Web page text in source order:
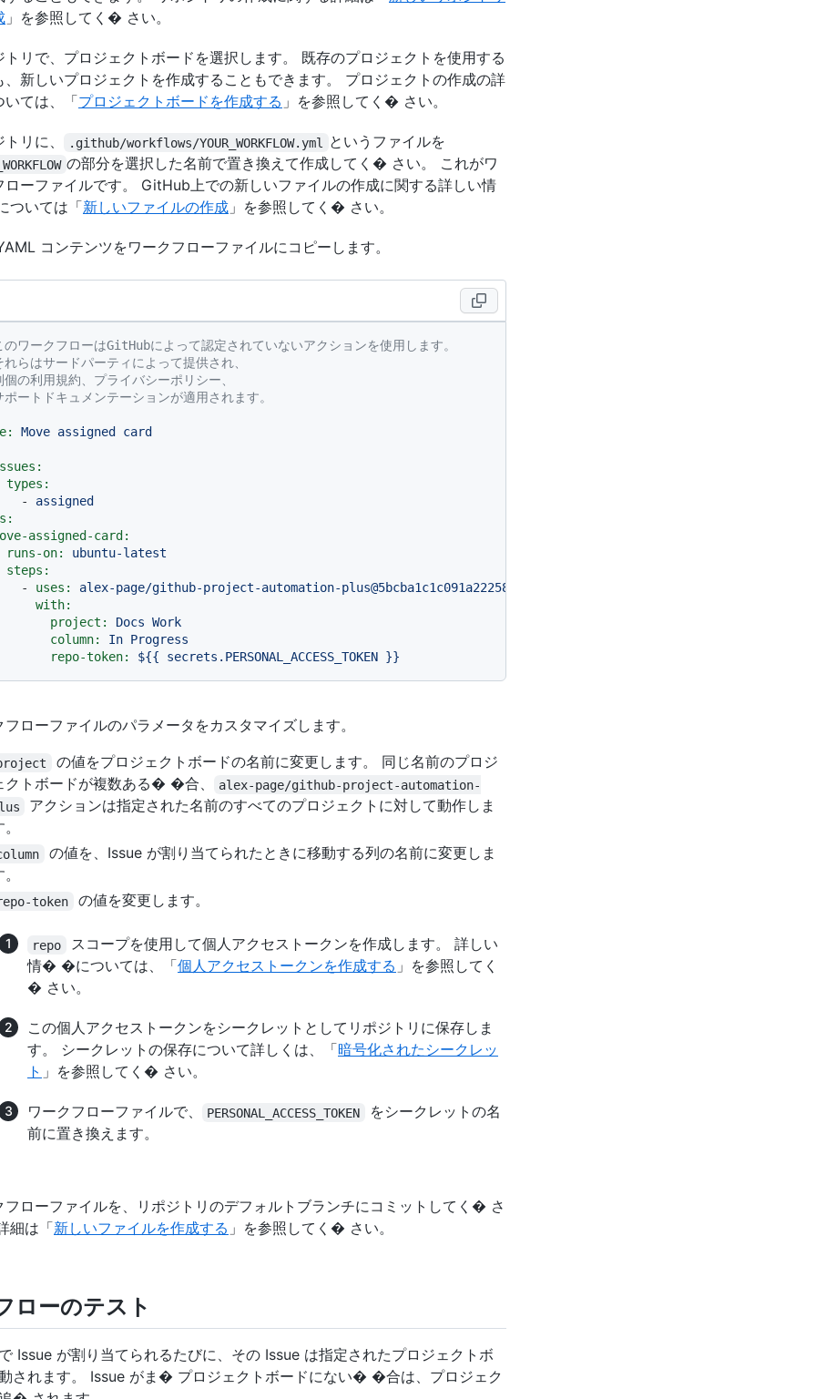
」を参照してく� さい。
トリで、プロジェクトボードを選択します。 既存のプロジェクトを使用する
、新しいプロジェクトを作成することもできます。 プロジェクトの作成の詳
いては、「プロジェクトボードを作成する 」を参照してく� さい。
リに、 .github/workflows/YOUR_WORKFLOW.yml というファイルを
の部分を選択した名前で置き換えて作成してく� さい。 これがワ
ローファイルです。 GitHub上での新しいファイルの作成に関する詳しい情
いては「新しいファイルの作成 」を参照してく� さい。
コンテンツをワークフローファイルにコピーします。
ワークフローはGitHubによって認定されていないアクションを使用します。
らはサードパーティによって提供され、
の利用規約、プライバシーポリシー、
ートドキュメンテーションが適用されます。
Move assigned card
types:
-
assigned
assigned-card:
runs-on:
ubuntu-latest
steps:
-
uses:
alex-page/github-project-automation-plus@5bcba1c1c091a222584d10913e5c060d32c44044
with:
project:
Docs Work
column:
In Progress
repo-token:
${{ secrets.PERSONAL_ACCESS_TOKEN }}
フローファイルのパラメータをカスタマイズします。
の値をプロジェクトボードの名前に変更します。 同じ名前のプロジ
クトボードが複数ある� �合、
alex-page/github-project-automation-
アクションは指定された名前のすべてのプロジェクトに対して動作しま
の値を、Issue が割り当てられたときに移動する列の名前に変更しま
token の値を変更します。
repo
スコープを使用して個人アクセストークンを作成します。 詳しい
情� �については、「個人アクセストークンを作成する 」を参照してく
� さい。
この個人アクセストークンをシークレットとしてリポジトリに保存しま
す。 シークレットの保存について詳しくは、「暗号化されたシークレッ
ト 」を参照してく� さい。
ワークフローファイルで、 PERSONAL_ACCESS_TOKEN
をシークレットの名
前に置き換えます。
フローファイルを、リポジトリのデフォルトブランチにコミットしてく� さ
細は「新しいファイルを作成する 」を参照してく� さい。
ローのテスト
Issue が割り当てられるたびに、その Issue は指定されたプロジェクトボ
されます。 Issue がま� プロジェクトボードにない� �合は、プロジェク